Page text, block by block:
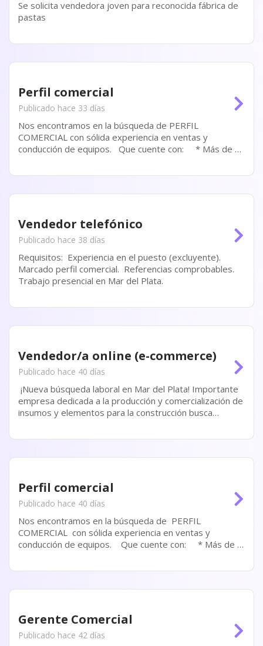
Se solicita vendedora joven para reconocida fábrica de
pastas
Perfil comercial
Publicado hace 33 días
Nos encontramos en la búsqueda de PERFIL
COMERCIAL con sólida experiencia en ventas y
conducción de equipos. Que cuente con: * Más de 5
(EXCLUYENTE). *...
Vendedor telefónico
Publicado hace 38 días
Requisitos: Experiencia en el puesto (excluyente).
Marcado perfil comercial. Referencias comprobables.
Vendedor/a online (e-commerce)
Publicado hace 40 días
¡Nueva búsqueda laboral en Mar del Plata! Importante
empresa dedicada a la producción y comercialización de
insumos y elementos para la construcción busca
Buscamos una persona dinámica, proactiva...
Perfil comercial
Publicado hace 40 días
Nos encontramos en la búsqueda de PERFIL
COMERCIAL con sólida experiencia en ventas y
conducción de equipos. Que cuente con: * Más de 5
(EXCLUYENTE) *...
Gerente Comercial
Publicado hace 42 días